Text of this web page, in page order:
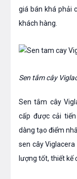
giá bán khá phải
khách hàng.
Sen tắm cây
Sen tắm cây
cấp được cải
dàng tạo điểm
sen cây
lượng tốt, thiết kế